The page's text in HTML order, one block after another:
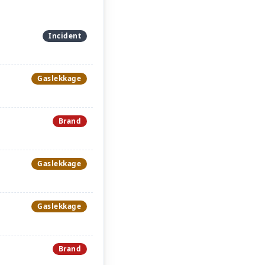
Incident
Gaslekkage
Brand
Gaslekkage
Gaslekkage
Brand